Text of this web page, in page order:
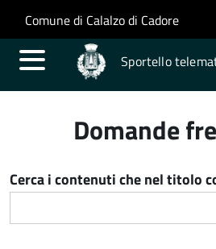
Salta al contenuto principale
Skip to site navigation
Comune di Calalzo di Cadore
Sportello
Domande
Cerca i contenuti che nel titolo